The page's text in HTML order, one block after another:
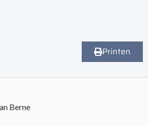
Printen
Berne